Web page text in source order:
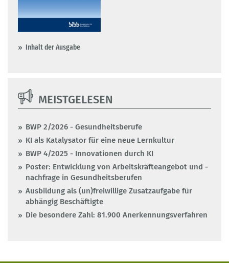
Inhalt der Ausgabe
MEISTGELESEN
BWP 2/2026 - Gesundheitsberufe
KI als Katalysator für eine neue Lernkultur
BWP 4/2025 - Innovationen durch KI
Poster: Entwicklung von Arbeitskräfteangebot und -
nachfrage in Gesundheitsberufen
Ausbildung als (un)freiwillige Zusatzaufgabe für
abhängig Beschäftigte
Die besondere Zahl: 81.900 Anerkennungsverfahren